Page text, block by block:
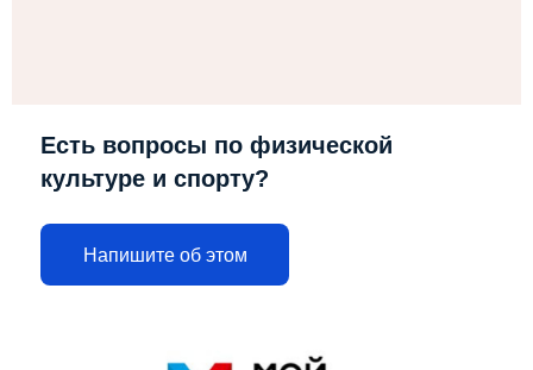
Есть вопросы по физической
культуре и спорту?
Напишите об этом